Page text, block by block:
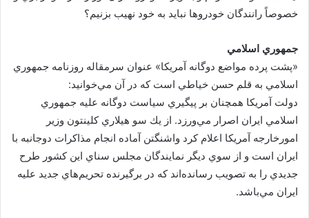
خصوصاً رانندگان خودروها نبايد به خود نهيب بزنيم؟
جمهوري اسلامي
«پشت پرده مواضع دوگانه آمريكا» عنوان سرمقاله روزنامه جمهوري
اسلامي به قلم حسن خياطي است كه در آن مي‌خوانيد:
دولت آمريكا همچنان بر پيگيري سياست دوگانه عليه جمهوري
اسلامي ايران اصرار مي‌ورزد. از يك سو هيلاري كلينتون وزير
امورخارجه آمريكا اعلام كرد واشنگتن آماده انجام مذاكرات دوجانبه با
ايران است و از سوي ديگر نمايندگان مجلس سناي اين كشور طرح
جديدي را به تصويب رسانده‌اند كه در برگيرنده تحريم‌هاي جديد عليه
ايران مي‌باشد.